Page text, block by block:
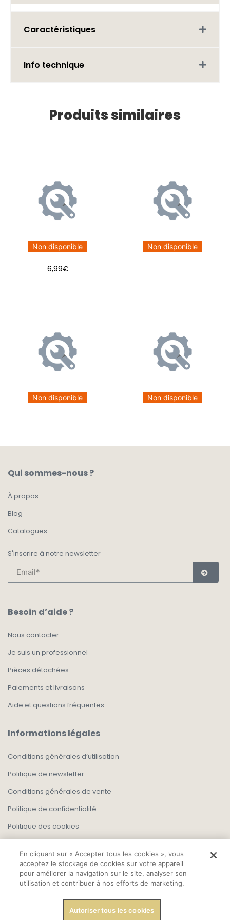
Caractéristiques
Info technique
Produits similaires
Non disponible
6,99€
Non disponible
Non disponible Non disponible
Qui sommes-nous ?
À propos
Blog
Catalogues
S'inscrire à notre newsletter
Besoin d’aide ?
Nous contacter
Je suis un professionnel
Pièces détachées
Paiements et livraisons
Aide et questions fréquentes
Informations légales
Conditions générales d’utilisation
Politique de newsletter
Conditions générales de vente
Politique de confidentialité
Politique des cookies
Copyright, Tout droit réservé 2025
En cliquant sur « Accepter tous les cookies », vous
acceptez le stockage de cookies sur votre appareil
pour améliorer la navigation sur le site, analyser son
utilisation et contribuer à nos efforts de marketing.
Autoriser tous les cookies